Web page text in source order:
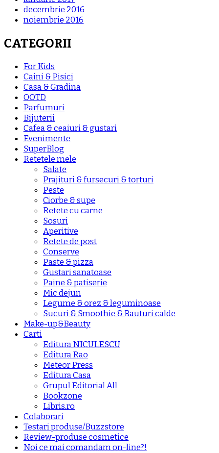
decembrie 2016
noiembrie 2016
CATEGORII
For Kids
Caini & Pisici
Casa & Gradina
OOTD
Parfumuri
Bijuterii
Cafea & ceaiuri & gustari
Evenimente
SuperBlog
Retetele mele
Salate
Prajituri & fursecuri & torturi
Peste
Ciorbe & supe
Retete cu carne
Sosuri
Aperitive
Retete de post
Conserve
Paste & pizza
Gustari sanatoase
Paine & patiserie
Mic dejun
Legume & orez & leguminoase
Sucuri & Smoothie & Bauturi calde
Make-up&Beauty
Carti
Editura NICULESCU
Editura Rao
Meteor Press
Editura Casa
Grupul Editorial All
Bookzone
Libris.ro
Colaborari
Testari produse/Buzzstore
Review-produse cosmetice
Noi ce mai comandam on-line?!